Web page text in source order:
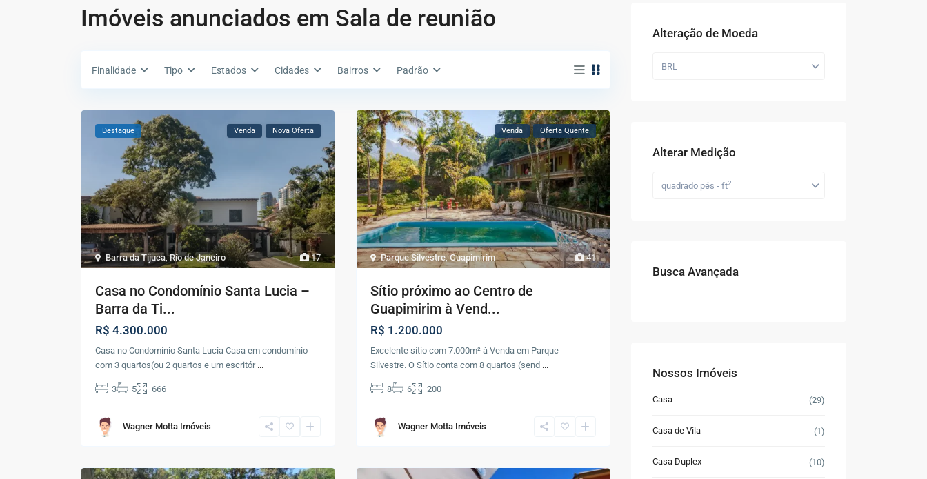
Imóveis anunciados em Sala de reunião
Finalidade Tipo Estados Cidades Bairros Padrão
17
Barra da Tijuca,Rio de Janeiro
Destaque Venda Nova Oferta
Casa no Condomínio Santa Lucia –
Barra da Ti...
R$ 4.300.000
Casa no Condomínio Santa Lucia Casa em condomínio
com 3 quartos(ou 2 quartos e um escritór ...
3 5 666
Wagner Motta Imóveis
41
Parque Silvestre,Guapimirim
Venda Oferta Quente
Sítio próximo ao Centro de
Guapimirim à Vend...
R$ 1.200.000
Excelente sítio com 7.000m² à Venda em Parque
Silvestre. O Sítio conta com 8 quartos (send ...
8 6 200
Wagner Motta Imóveis
Alteração de Moeda
BRL
Alterar Medição
quadrado pés - ft2
Busca Avançada
Nossos Imóveis
Casa (29)
Casa de Vila (1)
Casa Duplex (10)